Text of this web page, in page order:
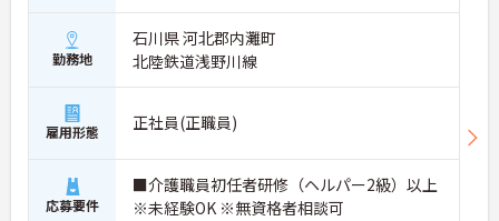
勤務地
石川県 河北郡内灘町
北陸鉄道浅野川線
雇用形態 正社員(正職員)
応募要件
■介護職員初任者研修（ヘルパー2級）以上
※未経験OK ※無資格者相談可